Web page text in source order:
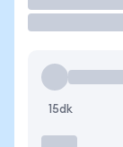
15dk